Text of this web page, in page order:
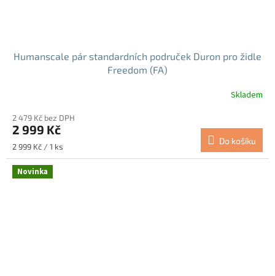
Humanscale pár standardních područek Duron pro židle
Freedom (FA)
Skladem
2 479 Kč bez DPH
2 999 Kč
Měrná
cena:
2 999 Kč / 1 ks
Do košíku
Novinka